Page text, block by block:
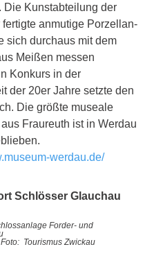
Die Kunstabteilung der
fertigte anmutige Porzellan-
sich durchaus mit dem
Meißen messen
Konkurs in der
der 20er Jahre setzte den
Die größte museale
Fraureuth ist in Werdau
werdau.de/
Schlösser Glauchau
Forder- und
Foto:  Tourismus Zwickau